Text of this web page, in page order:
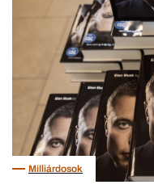
Milliárdosok